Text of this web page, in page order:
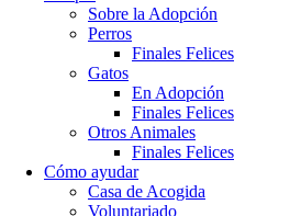
Sobre la Adopción
Perros
Finales Felices
Gatos
En Adopción
Finales Felices
Otros Animales
Finales Felices
Cómo ayudar
Casa de Acogida
Voluntariado